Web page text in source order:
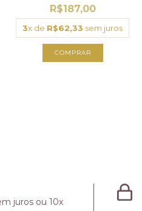
R$187,00
3x de R$62,33 sem juros
juros ou 10x